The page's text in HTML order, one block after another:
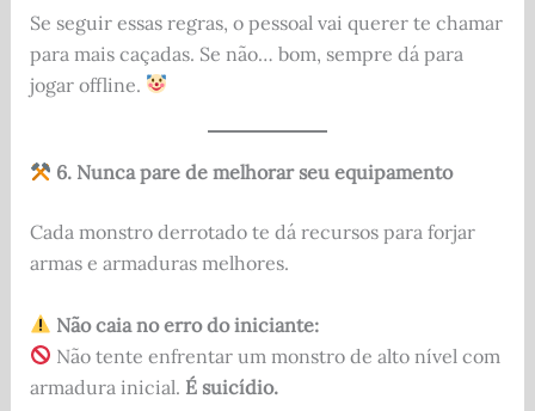
Se seguir essas regras, o pessoal vai querer te chamar
para mais caçadas. Se não… bom, sempre dá para
jogar offline.
6. Nunca pare de melhorar seu equipamento
Cada monstro derrotado te dá recursos para forjar
armas e armaduras melhores.
Não caia no erro do iniciante:
Não tente enfrentar um monstro de alto nível com
armadura inicial. É suicídio.